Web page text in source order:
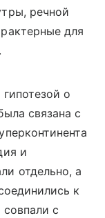
речной
для
о
связана с
и
отдельно, а
к
совпали с